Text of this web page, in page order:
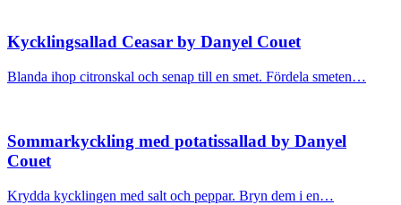
Kycklingsallad Ceasar by Danyel Couet
Blanda ihop citronskal och senap till en smet. Fördela smeten…
Sommarkyckling med potatissallad by Danyel
Couet
Krydda kycklingen med salt och peppar. Bryn dem i en…